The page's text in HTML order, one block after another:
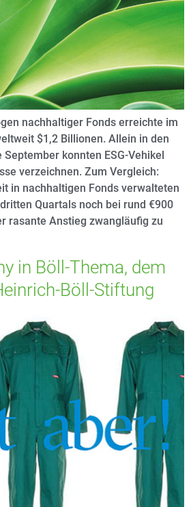
nachhaltiger Fonds erreichte im
$1,2 Billionen. Allein in den
konnten ESG-Vehikel
verzeichnen. Zum Vergleich:
in nachhaltigen Fonds verwalteten
Quartals noch bei rund €900
rasante Anstieg zwangläufig zu
in Böll-Thema, dem
Böll-Stiftung